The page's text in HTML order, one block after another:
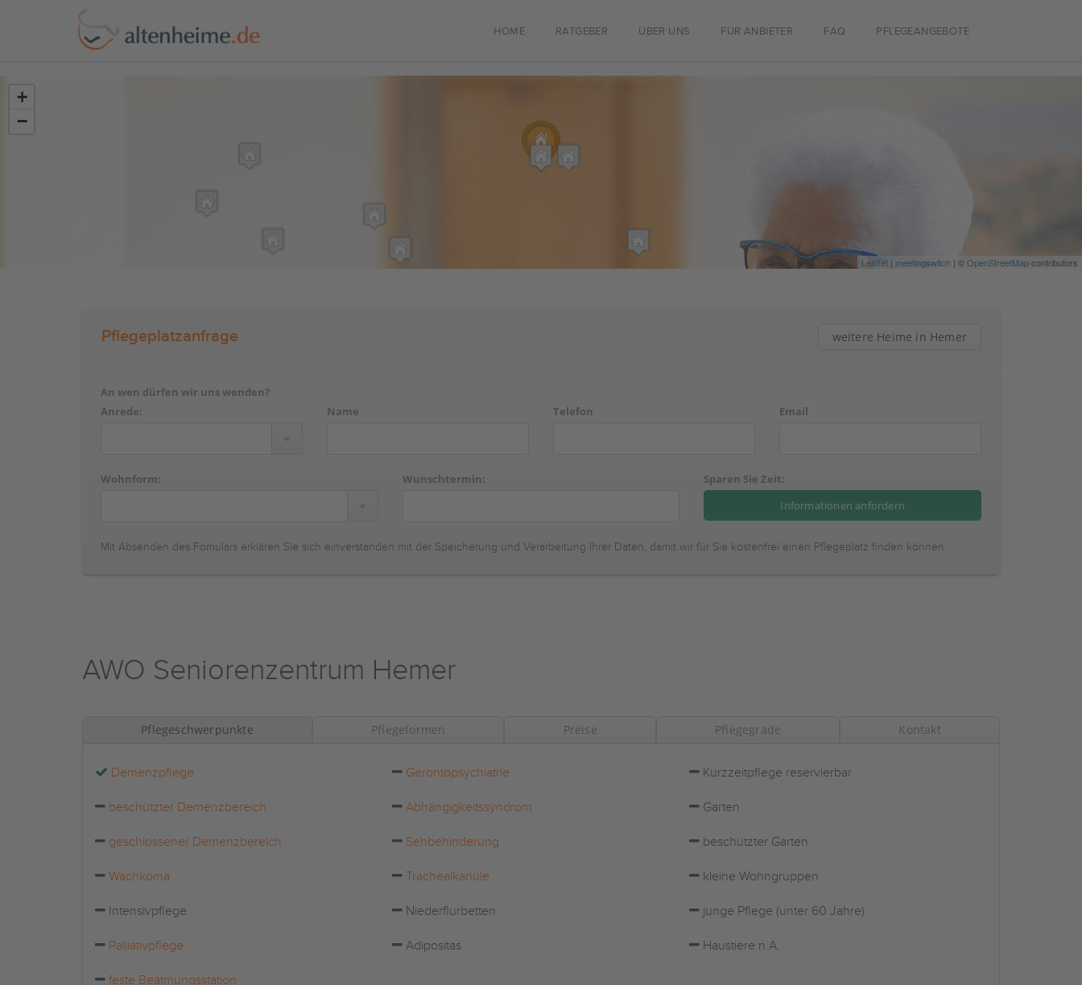
HOME RATGEBER ÜBER UNS FÜR ANBIETER FAQ PFLEGEANGEBOTE
+
−
Leaflet | meetingswitch | ©OpenStreetMapcontributors
Pflegeplatzanfrage weitere Heime in Hemer
An wen dürfen wir uns wenden?
Anrede:
Name Telefon Email
Wohnform: Wunschtermin: Sparen Sie Zeit:
Mit Absenden des Fomulars erklären Sie sich einverstanden mit der Speicherung und Verarbeitung Ihrer Daten, damit wir für Sie kostenfrei einen Pflegeplatz finden können.
AWO Seniorenzentrum Hemer
Pflegeschwerpunkte Pflegeformen Preise Pflegegrade Kontakt
Demenzpflege Gerontopsychiatrie Kurzzeitpflege reservierbar
beschützter Demenzbereich Abhängigkeitssyndrom Garten
geschlossener Demenzbereich Sehbehinderung beschützter Garten
Wachkoma Trachealkanüle kleine Wohngruppen
Intensivpflege Niederflurbetten junge Pflege (unter 60 Jahre)
Palliativpflege Adipositas Haustiere n.A.
feste Beatmungsstation